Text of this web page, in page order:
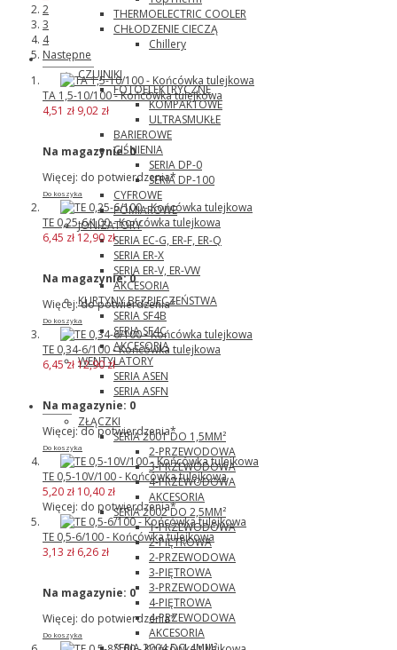
THERMOELECTRIC COOLER
CHŁODZENIE CIECZĄ
Chillery
Panasonic
CZUJNIKI
FOTOELEKTRYCZNE
KOMPAKTOWE
ULTRASMUKŁE
BARIEROWE
CIŚNIENIA
SERIA DP-0
SERIA DP-100
CYFROWE
POMIAROWE
JONIZATORY
SERIA EC-G, ER-F, ER-Q
SERIA ER-X
SERIA ER-V, ER-VW
AKCESORIA
KURTYNY BEZPIECZEŃSTWA
SERIA SF4B
SERIA SF4C
AKCESORIA
WENTYLATORY
SERIA ASEN
SERIA ASFN
Wago
ZŁĄCZKI
SERIA 2001 DO 1,5MM²
2-PRZEWODOWA
3-PRZEWODOWA
4-PRZEWODOWA
AKCESORIA
SERIA 2002 DO 2,5MM²
1-PRZEWODOWA
2-PIĘTROWA
2-PRZEWODOWA
3-PIĘTROWA
3-PRZEWODOWA
4-PIĘTROWA
4-PRZEWODOWA
AKCESORIA
2
3
4
Następne
TA 1,5-10/100 - Końcówka tulejkowa
4,51 zł 9,02 zł
Na magazynie:0
Więcej: do potwierdzenia*
Do koszyka
TE 0,25-6/100 - Końcówka tulejkowa
6,45 zł 12,90 zł
Na magazynie:0
Więcej: do potwierdzenia*
Do koszyka
TE 0,34-6/100 - Końcówka tulejkowa
6,45 zł 12,90 zł
Na magazynie: 0
Więcej: do potwierdzenia*
Do koszyka
TE 0,5-10V/100 - Końcówka tulejkowa
5,20 zł 10,40 zł
Więcej: do potwierdzenia*
TE 0,5-6/100 - Końcówka tulejkowa
3,13 zł 6,26 zł
Na magazynie: 0
Więcej: do potwierdzenia*
Do koszyka